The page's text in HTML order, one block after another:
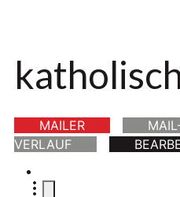
MAILER
VERLAUF